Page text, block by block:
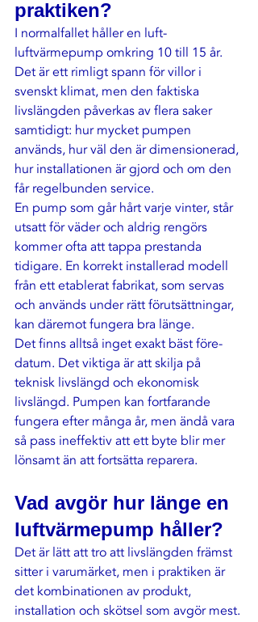
praktiken?
I normalfallet håller en luft-
luftvärmepump omkring 10 till 15 år.
Det är ett rimligt spann för villor i
svenskt klimat, men den faktiska
livslängden påverkas av flera saker
samtidigt: hur mycket pumpen
används, hur väl den är dimensionerad,
hur installationen är gjord och om den
får regelbunden service.
En pump som går hårt varje vinter, står
utsatt för väder och aldrig rengörs
kommer ofta att tappa prestanda
tidigare. En korrekt installerad modell
från ett etablerat fabrikat, som servas
och används under rätt förutsättningar,
kan däremot fungera bra länge.
Det finns alltså inget exakt bäst före-
datum. Det viktiga är att skilja på
teknisk livslängd och ekonomisk
livslängd. Pumpen kan fortfarande
fungera efter många år, men ändå vara
så pass ineffektiv att ett byte blir mer
lönsamt än att fortsätta reparera.
Vad avgör hur länge en
luftvärmepump håller?
Det är lätt att tro att livslängden främst
sitter i varumärket, men i praktiken är
det kombinationen av produkt,
installation och skötsel som avgör mest.